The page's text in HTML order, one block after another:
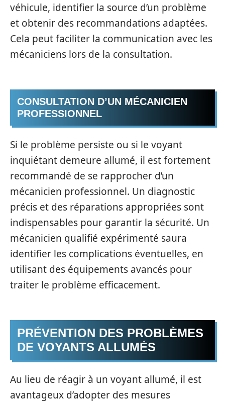
véhicule, identifier la source d’un problème
et obtenir des recommandations adaptées.
Cela peut faciliter la communication avec les
mécaniciens lors de la consultation.
CONSULTATION D’UN MÉCANICIEN
PROFESSIONNEL
Si le problème persiste ou si le voyant
inquiétant demeure allumé, il est fortement
recommandé de se rapprocher d’un
mécanicien professionnel. Un diagnostic
précis et des réparations appropriées sont
indispensables pour garantir la sécurité. Un
mécanicien qualifié expérimenté saura
identifier les complications éventuelles, en
utilisant des équipements avancés pour
traiter le problème efficacement.
PRÉVENTION DES PROBLÈMES
DE VOYANTS ALLUMÉS
Au lieu de réagir à un voyant allumé, il est
avantageux d’adopter des mesures